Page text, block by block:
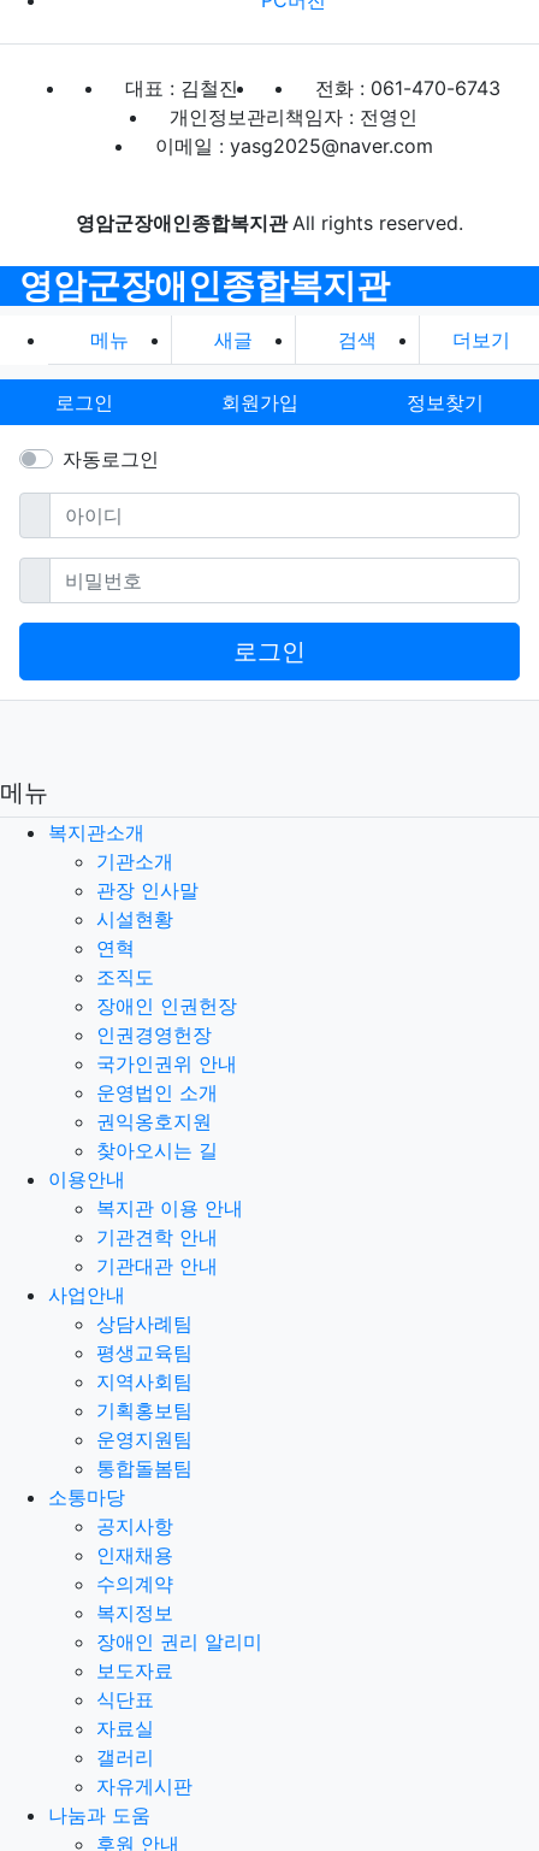
대표 : 김철진
전화 : 061-470-6743
개인정보관리책임자 : 전영인
이메일 : yasg2025@naver.com
영암군장애인종합복지관 All rights reserved.
영암군장애인종합복지관
메뉴 새글 검색 더보기
로그인 회원가입 정보찾기
자동로그인
아이디필수
비밀번호필수
로그인
메뉴
복지관소개
기관소개
관장 인사말
시설현황
연혁
조직도
장애인 인권헌장
인권경영헌장
국가인권위 안내
운영법인 소개
권익옹호지원
찾아오시는 길
이용안내
복지관 이용 안내
기관견학 안내
기관대관 안내
사업안내
상담사례팀
평생교육팀
지역사회팀
기획홍보팀
운영지원팀
통합돌봄팀
소통마당
공지사항
인재채용
수의계약
복지정보
장애인 권리 알리미
보도자료
식단표
자료실
갤러리
자유게시판
나눔과 도움
후원 안내